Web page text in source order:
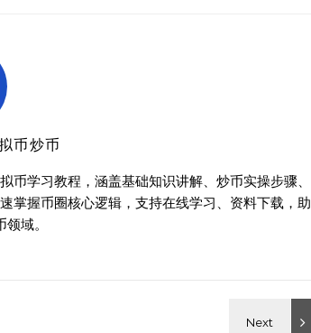
币炒币
学习教程，涵盖基础知识讲解、炒币实操步骤、
掌握币圈核心逻辑，支持在线学习、资料下载，助
域。